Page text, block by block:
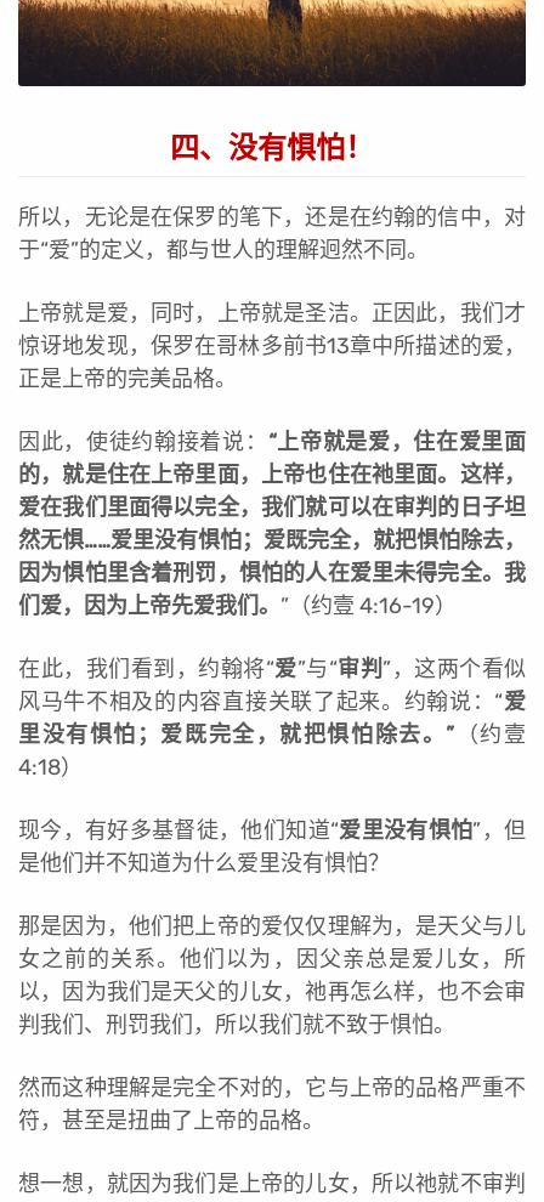
四、没有惧怕！
所以，无论是在保罗的笔下，还是在约翰的信中，对
于“爱”的定义，都与世人的理解迥然不同。
上帝就是爱，同时，上帝就是圣洁。正因此，我们才
惊讶地发现，保罗在哥林多前书13章中所描述的爱，
正是上帝的完美品格。
因此，使徒约翰接着说： “上帝就是爱，住在爱里面
的，就是住在上帝里面，上帝也住在祂里面。 这样，
爱在我们里面得以完全，我们就可以在审判的日子坦
然无惧……爱里没有惧怕；爱既完全，就把惧怕除去，
因为惧怕里含着刑罚，惧怕的人在爱里未得完全。我
们爱，因为上帝先爱我们。 ”（约壹 4:16-19）
在此，我们看到，约翰将“爱”与“审判 ”，这两个看似
风马牛不相及的内容直接关联了起来。约翰说：“爱
里没有惧怕；爱既完全，就把惧怕除去。” （约壹
4:18）
现今，有好多基督徒，他们知道“爱里没有惧怕”，但
是他们并不知道为什么爱里没有惧怕？
那是因为，他们把上帝的爱仅仅理解为，是天父与儿
女之前的关系。他们以为，因父亲总是爱儿女，所
以，因为我们是天父的儿女，祂再怎么样，也不会审
判我们、刑罚我们，所以我们就不致于惧怕。
然而这种理解是完全不对的，它与上帝的品格严重不
符，甚至是扭曲了上帝的品格。
想一想，就因为我们是上帝的儿女，所以祂就不审判